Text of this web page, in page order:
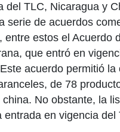
del TLC, Nicaragua y
serie de acuerdos
entre estos el Acuerdo
que entró en
acuerdo permitió la
de 78
No obstante, la
entrada en vigencia del